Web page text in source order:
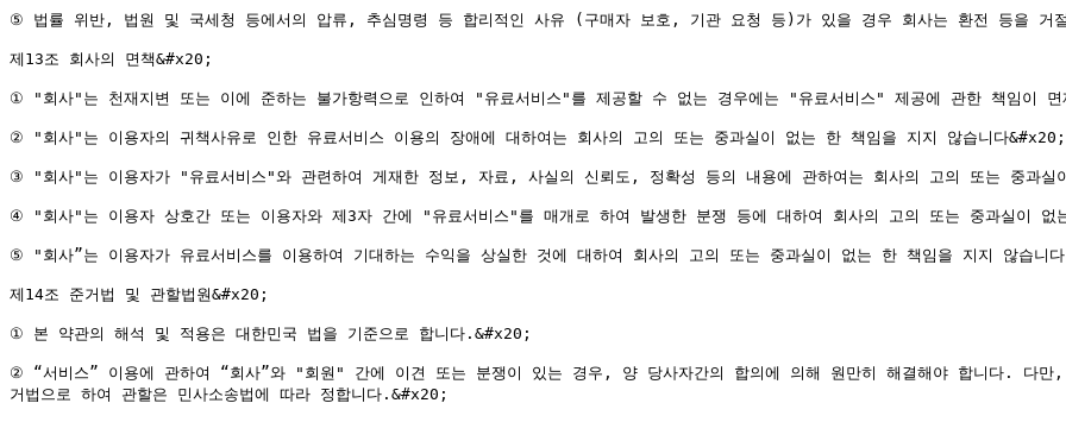
⑤ 법률 위반, 법원 및 국세청 등에서의 압류, 추심명령 등 합리적인 사유 (구매자 보호, 기관 요청 등)가 있을 경우 회사는 환전 등을 거
제13조 회사의 면책&#x20;
① "회사"는 천재지변 또는 이에 준하는 불가항력으로 인하여 "유료서비스"를 제공할 수 없는 경우에는 "유료서비스" 제공에 관한 책임이 면
② "회사"는 이용자의 귀책사유로 인한 유료서비스 이용의 장애에 대하여는 회사의 고의 또는 중과실이 없는 한 책임을 지지 않습니다&#x20;
③ "회사"는 이용자가 "유료서비스"와 관련하여 게재한 정보, 자료, 사실의 신뢰도, 정확성 등의 내용에 관하여는 회사의 고의 또는 중과
④ "회사"는 이용자 상호간 또는 이용자와 제3자 간에 "유료서비스"를 매개로 하여 발생한 분쟁 등에 대하여 회사의 고의 또는 중과실이 없
⑤ "회사”는 이용자가 유료서비스를 이용하여 기대하는 수익을 상실한 것에 대하여 회사의 고의 또는 중과실이 없는 한 책임을 지지 않습니
제14조 준거법 및 관할법원&#x20;
① 본 약관의 해석 및 적용은 대한민국 법을 기준으로 합니다.&#x20;
② “서비스” 이용에 관하여 “회사”와 "회원" 간에 이견 또는 분쟁이 있는 경우, 양 당사자간의 합의에 의해 원만히 해결해야 합니다. 다만
거법으로 하여 관할은 민사소송법에 따라 정합니다.&#x20;